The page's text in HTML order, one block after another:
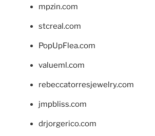
mpzin.com
stcreal.com
PopUpFlea.com
valueml.com
rebeccatorresjewelry.com
jmpbliss.com
drjorgerico.com